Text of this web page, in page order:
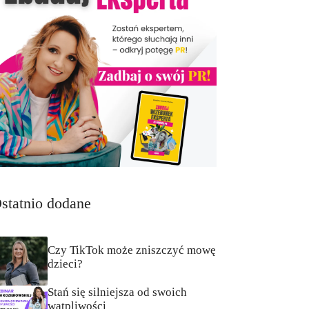
dodane
Czy TikTok może zniszczyć mowę
dzieci?
Stań się silniejsza od swoich
wątpliwości